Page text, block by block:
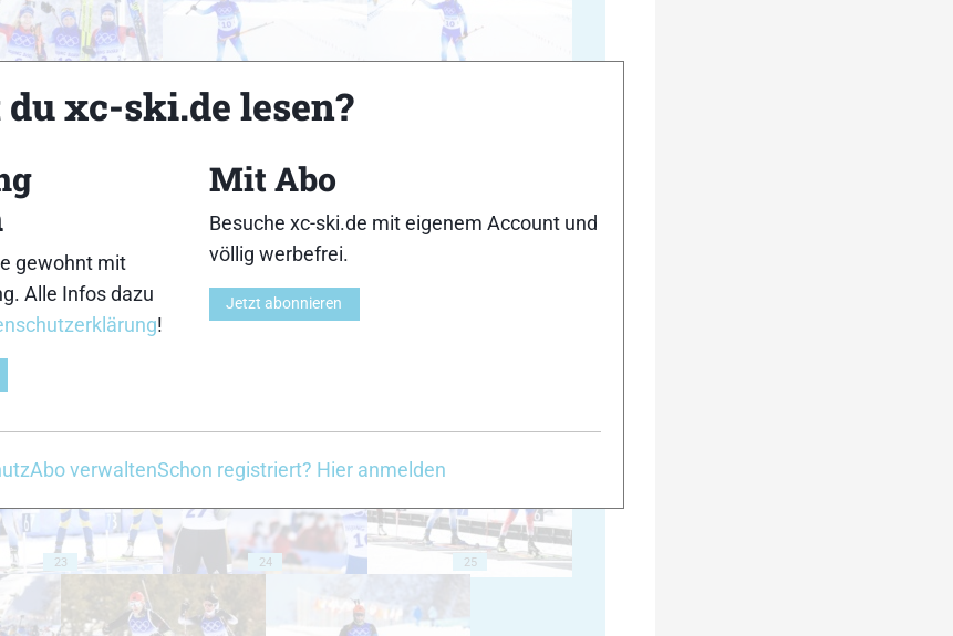
23 24 25
xc-ski.de lesen?
gewohnt mit
Alle Infos dazu
!
Mit Abo
Besuche xc-ski.de mit eigenem Account und
völlig werbefrei.
Jetzt abonnieren
Abo verwaltenSchon registriert? Hier anmelden